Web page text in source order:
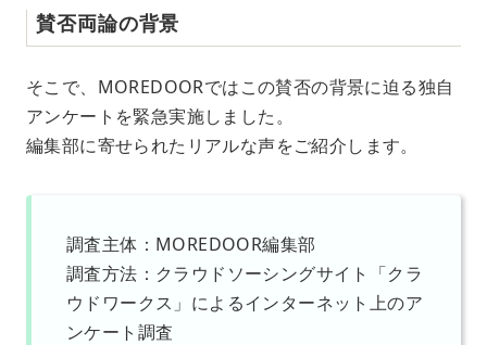
賛否両論の背景
そこで、MOREDOORではこの賛否の背景に迫る独自
アンケートを緊急実施しました。
編集部に寄せられたリアルな声をご紹介します。
調査主体：MOREDOOR編集部
調査方法：クラウドソーシングサイト「クラ
ウドワークス」によるインターネット上のア
ンケート調査